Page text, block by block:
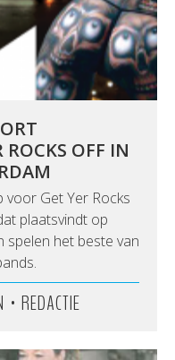
ROCKS OFF IN
Get Yer Rocks
plaatsvindt op
spelen het beste van
• REDACTIE